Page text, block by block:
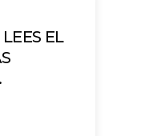
EL